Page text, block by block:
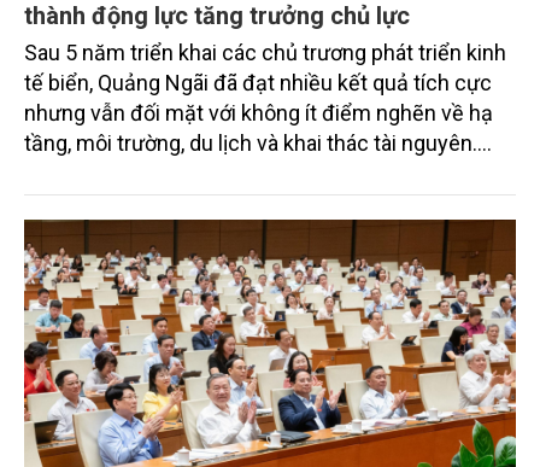
thành động lực tăng trưởng chủ lực
Sau 5 năm triển khai các chủ trương phát triển kinh
tế biển, Quảng Ngãi đã đạt nhiều kết quả tích cực
nhưng vẫn đối mặt với không ít điểm nghẽn về hạ
tầng, môi trường, du lịch và khai thác tài nguyên.
đặt mục tiêu đưa kinh tế biển phát triển nhanh, bền
trưởng của tỉnh đến năm 2030, tầm nhìn đến năm
2045.